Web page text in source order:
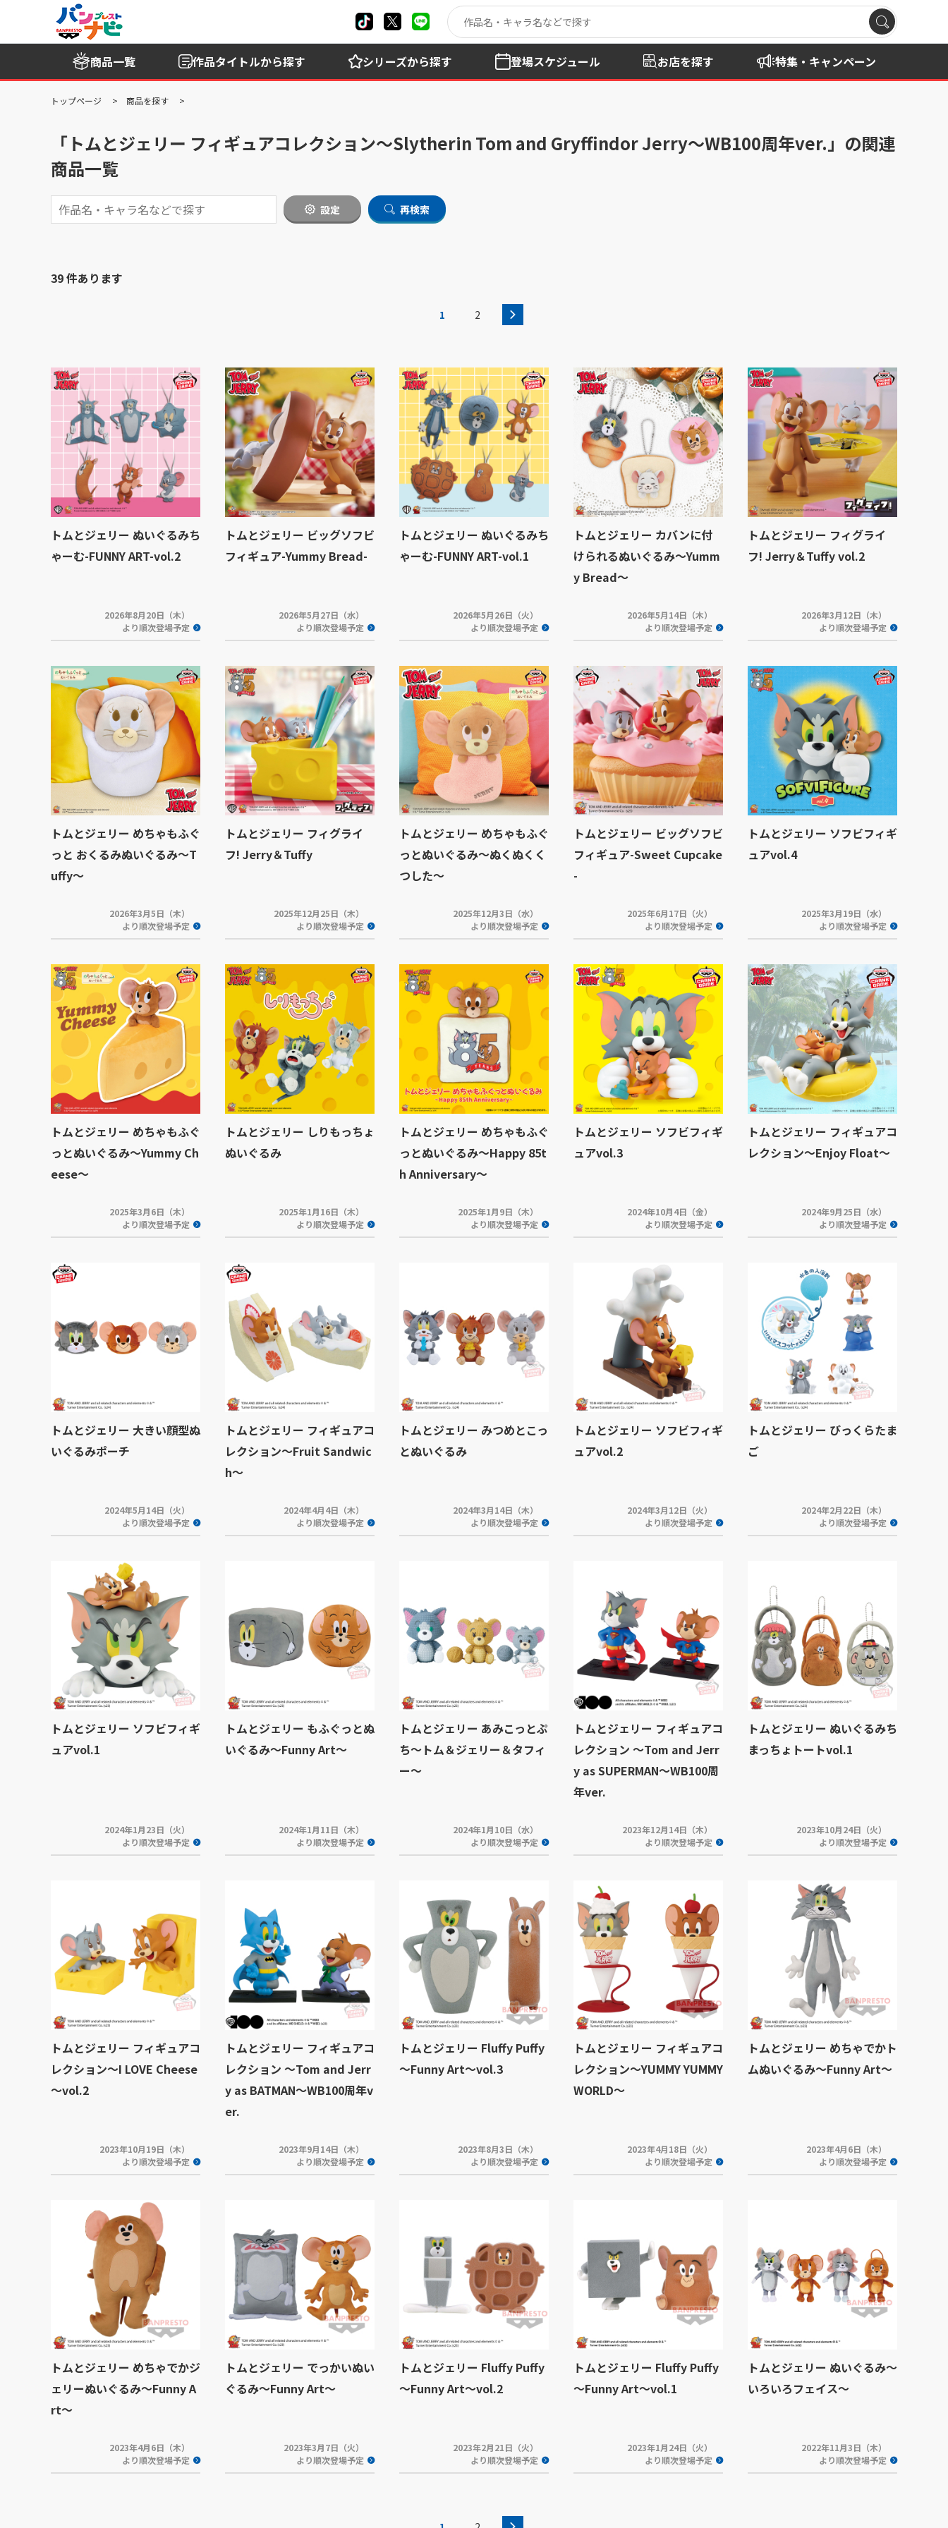
商品一覧 作品タイトルから探す シリーズから探す 登場スケジュール お店を探す 特集・キャンペーン
トップページ 商品を探す
「トムとジェリー フィギュアコレクション～Slytherin Tom and Gryffindor Jerry～WB100周年ver.」の関連
商品一覧
設定 再検索
39 件あります
1 2
トムとジェリー ぬいぐるみち
ゃーむ-FUNNY ART-vol.2
2026年8月20日（木）
より順次登場予定
トムとジェリー ビッグソフビ
フィギュア-Yummy Bread-
2026年5月27日（水）
より順次登場予定
トムとジェリー ぬいぐるみち
ゃーむ-FUNNY ART-vol.1
2026年5月26日（火）
より順次登場予定
トムとジェリー カバンに付
けられるぬいぐるみ～Yumm
y Bread～
2026年5月14日（木）
より順次登場予定
トムとジェリー フィグライ
フ! Jerry＆Tuffy vol.2
2026年3月12日（木）
より順次登場予定
トムとジェリー めちゃもふぐ
っと おくるみぬいぐるみ～T
uffy～
2026年3月5日（木）
より順次登場予定
トムとジェリー フィグライ
フ! Jerry＆Tuffy
2025年12月25日（木）
より順次登場予定
トムとジェリー めちゃもふぐ
っとぬいぐるみ～ぬくぬくく
つした～
2025年12月3日（水）
より順次登場予定
トムとジェリー ビッグソフビ
フィギュア-Sweet Cupcake
-
2025年6月17日（火）
より順次登場予定
トムとジェリー ソフビフィギ
ュアvol.4
2025年3月19日（水）
より順次登場予定
トムとジェリー めちゃもふぐ
っとぬいぐるみ～Yummy Ch
eese～
2025年3月6日（木）
より順次登場予定
トムとジェリー しりもっちょ
ぬいぐるみ
2025年1月16日（木）
より順次登場予定
トムとジェリー めちゃもふぐ
っとぬいぐるみ～Happy 85t
h Anniversary～
2025年1月9日（木）
より順次登場予定
トムとジェリー ソフビフィギ
ュアvol.3
2024年10月4日（金）
より順次登場予定
トムとジェリー フィギュアコ
レクション～Enjoy Float～
2024年9月25日（水）
より順次登場予定
トムとジェリー 大きい顔型ぬ
いぐるみポーチ
2024年5月14日（火）
より順次登場予定
トムとジェリー フィギュアコ
レクション～Fruit Sandwic
h～
2024年4月4日（木）
より順次登場予定
トムとジェリー みつめとこっ
とぬいぐるみ
2024年3月14日（木）
より順次登場予定
トムとジェリー ソフビフィギ
ュアvol.2
2024年3月12日（火）
より順次登場予定
トムとジェリー びっくらたま
ご
2024年2月22日（木）
より順次登場予定
トムとジェリー ソフビフィギ
ュアvol.1
2024年1月23日（火）
より順次登場予定
トムとジェリー もふぐっとぬ
いぐるみ～Funny Art～
2024年1月11日（木）
より順次登場予定
トムとジェリー あみこっとぷ
ち～トム＆ジェリー＆タフィ
ー～
2024年1月10日（水）
より順次登場予定
トムとジェリー フィギュアコ
レクション ～Tom and Jerr
y as SUPERMAN～WB100周
年ver.
2023年12月14日（木）
より順次登場予定
トムとジェリー ぬいぐるみち
まっちょトートvol.1
2023年10月24日（火）
より順次登場予定
トムとジェリー フィギュアコ
レクション～I LOVE Cheese
～vol.2
2023年10月19日（木）
より順次登場予定
トムとジェリー フィギュアコ
レクション ～Tom and Jerr
y as BATMAN～WB100周年v
er.
2023年9月14日（木）
より順次登場予定
トムとジェリー Fluffy Puffy
～Funny Art～vol.3
2023年8月3日（木）
より順次登場予定
トムとジェリー フィギュアコ
レクション～YUMMY YUMMY
WORLD～
2023年4月18日（火）
より順次登場予定
トムとジェリー めちゃでかト
ムぬいぐるみ～Funny Art～
2023年4月6日（木）
より順次登場予定
トムとジェリー めちゃでかジ
ェリーぬいぐるみ～Funny A
rt～
2023年4月6日（木）
より順次登場予定
トムとジェリー でっかいぬい
ぐるみ～Funny Art～
2023年3月7日（火）
より順次登場予定
トムとジェリー Fluffy Puffy
～Funny Art～vol.2
2023年2月21日（火）
より順次登場予定
トムとジェリー Fluffy Puffy
～Funny Art～vol.1
2023年1月24日（火）
より順次登場予定
トムとジェリー ぬいぐるみ～
いろいろフェイス～
2022年11月3日（木）
より順次登場予定